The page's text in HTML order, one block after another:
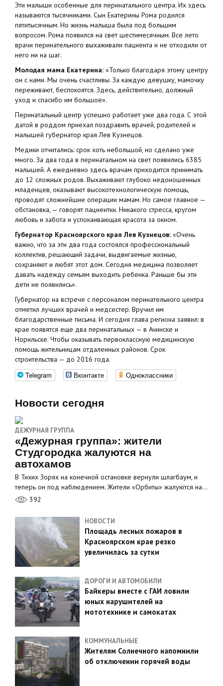
Эти малыши особенные для перинатального центра. Их здесь
называются тысячниками. Сын Екатерины Рома родился
пятитысячным. Но жизнь малыша была под большим
вопросом. Рома появился на свет шестимесячным. Все лето
врачи перинательного выхаживали пациента и не отходили от
него ни на шаг.
Молодая мама Екатерина: «Только благодаря этому центру
он с нами. Мы очень счастливы. За каждую девушку, мамочку
переживают, беспокоятся. Здесь, действительно, должный
уход и спасибо им большое».
Перинатальный центр успешно работает уже два года. С этой
датой в роддом приехал поздравить врачей, родителей и
малышей губернатор края Лев Кузнецов.
Медики отчитались: срок хоть небольшой, но сделано уже
много. За два года в перинатальном на свет появились 6385
малышей. А ежедневно здесь врачам приходится принимать
до 12 сложных родов. Выхаживают глубоко недоношенных
младенцев, оказывают высокотехнологическую помощь,
проводят сложнейшие операции мамам. Но самое главное —
обстановка, — говорят пациентки. Никакого стресса, кругом
любовь и забота и успокаивающая красота за окном.
Губернатор Красноярского края Лев Кузнецов: «Очень
важно, что за эти два года состоялся профессиональный
коллектив, решающий задачи, выдвигаемые жизнью,
сохраняют и любят этот дом. Сегодня медицина позволяет
давать надежду семьям выходить ребенка. Раньше бы эти
дети не появились».
Губернатор на встрече с персоналом перинательного центра
отметил лучших врачей и медсестер. Вручил им
благодарственные письма. И сегодня глава региона заявил: в
крае появятся еще два перинатальных — в Ачинске и
Норильске. Чтобы оказывать первоклассную медицинскую
помощь жительницам отдаленных районов. Срок
строительства — до 2016 года.
Telegram Вконтакте Одноклассники
Новости сегодня
ДЕЖУРНАЯ ГРУППА
«Дежурная группа»: жители
Студгородка жалуются на
автохамов
В Тихих Зорях на конечной остановке вернули шлагбаум, и
теперь он под наблюдением. Жители «Орбиты» жалуются на…
392
НОВОСТИ
Площадь лесных пожаров в
Красноярском крае резко
увеличилась за сутки
ДОРОГИ И АВТОМОБИЛИ
Байкеры вместе с ГАИ ловили
юных нарушителей на
мототехнике и самокатах
КОММУНАЛЬНЫЕ
Жителям Солнечного напомнили
об отключении горячей воды